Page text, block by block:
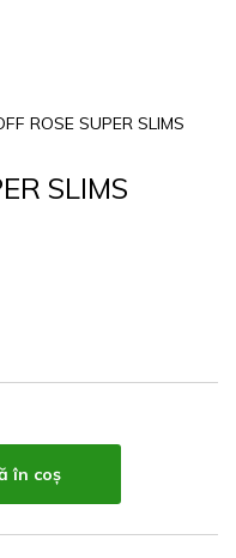
ROSE SUPER SLIMS
SLIMS
în coș